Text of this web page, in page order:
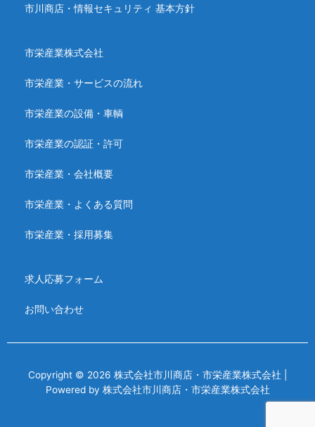
市川商店・情報セキュリティ 基本方針
市栄産業株式会社
市栄産業・サービスの流れ
市栄産業の設備・車輌
市栄産業の認証・許可
市栄産業・会社概要
市栄産業・よくある質問
市栄産業・採用募集
求人応募フォーム
お問い合わせ
Copyright © 2026 株式会社市川商店・市栄産業株式会社 |
Powered by 株式会社市川商店・市栄産業株式会社